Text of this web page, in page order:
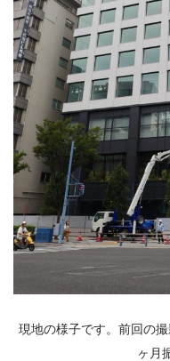
現地の様子です。前回の
ヶ月